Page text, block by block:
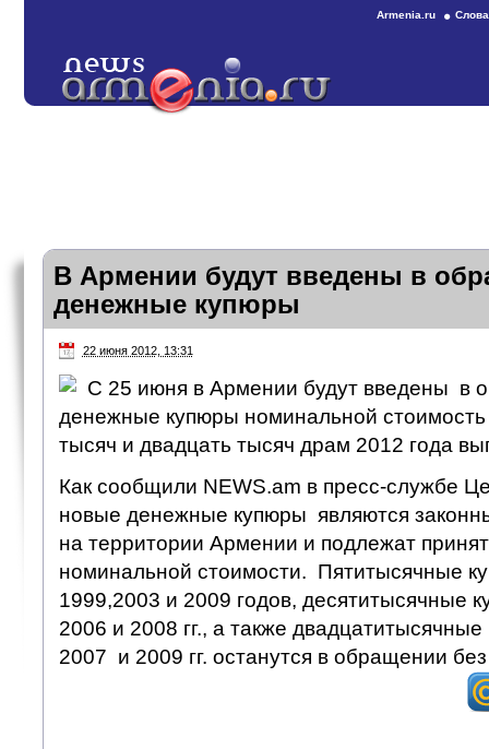
Armenia.ru
В Армении будут введены в
денежные купюры
22 июня 2012, 13:31
С 25 июня в Армении будут введены в
денежные купюры номинальной стоимость
тысяч и двадцать тысяч драм 2012 года
Как сообщили NEWS.am в пресс-службе
новые денежные купюры являются
на территории Армении и подлежат
номинальной стоимости. Пятитысячные
1999,2003 и 2009 годов, десятитысячные
2006 и 2008 гг., а также
2007 и 2009 гг. останутся в обращении